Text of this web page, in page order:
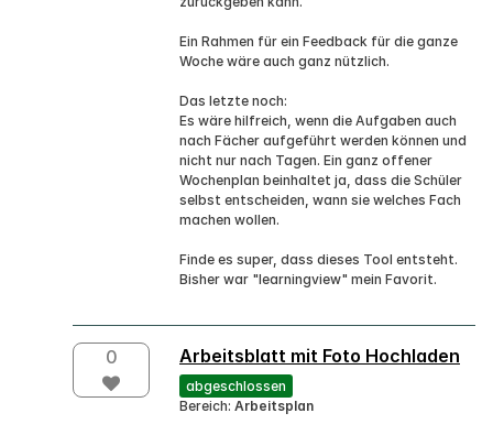
Ein Rahmen für ein Feedback für die ganze
Woche wäre auch ganz nützlich.
Das letzte noch:
Es wäre hilfreich, wenn die Aufgaben auch
nach Fächer aufgeführt werden können und
nicht nur nach Tagen. Ein ganz offener
Wochenplan beinhaltet ja, dass die Schüler
selbst entscheiden, wann sie welches Fach
machen wollen.
Finde es super, dass dieses Tool entsteht.
Bisher war "learningview" mein Favorit.
0 Arbeitsblatt mit Foto Hochladen
abgeschlossen
Bereich: Arbeitsplan